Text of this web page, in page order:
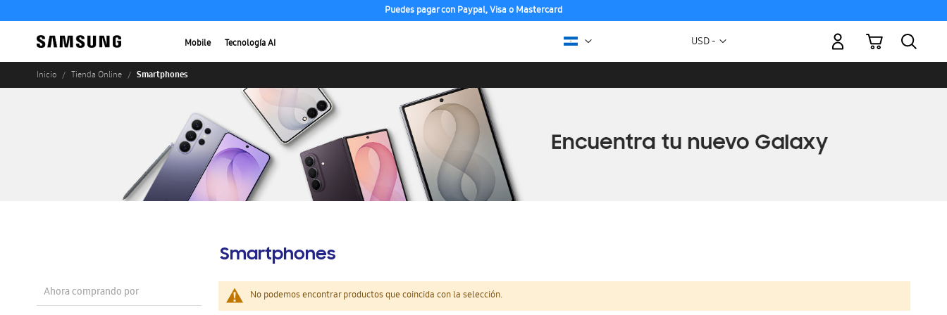
Puedes pagar con Paypal, Visa o Mastercard
Mobile Tecnología AI Moneda
USD -
Mi carrito
Inicio Tienda Online Smartphones
Smartphones
No podemos encontrar productos que coincida con la selección.
Ahora comprando por